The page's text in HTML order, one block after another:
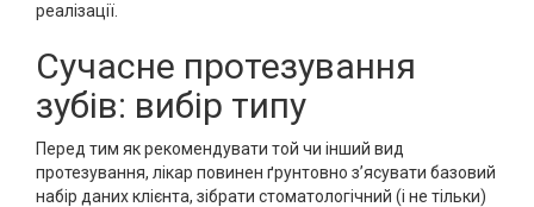
реалізації.
Сучасне протезування
зубів: вибір типу
Перед тим як рекомендувати той чи інший вид
протезування, лікар повинен ґрунтовно з’ясувати базовий
набір даних клієнта, зібрати стоматологічний (і не тільки)